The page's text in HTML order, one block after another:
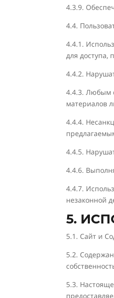
4.3.9.
4.4.
4.4.1.
для доступа,
4.4.2.
4.4.3. Любым
материалов
4.4.4.
4.4.5.
4.4.6.
4.4.7.
незаконной
5.
5.1. Сайт и
5.2.
5.3.